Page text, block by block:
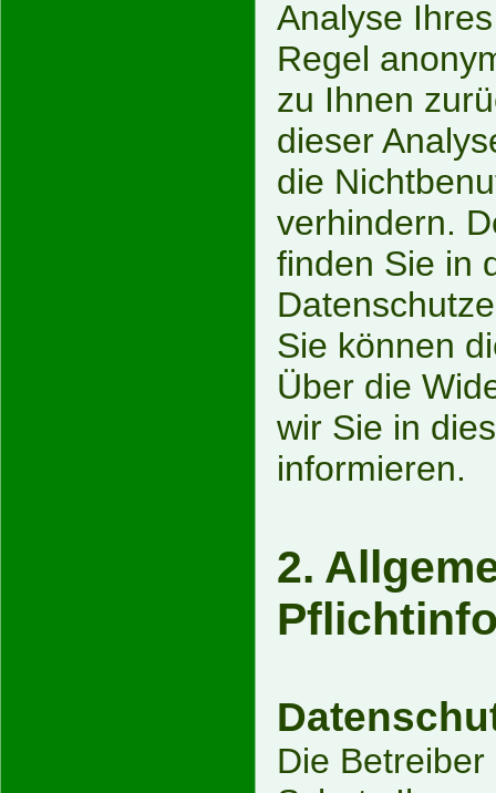
Analyse
Regel
zu Ihnen
dieser
die
verhindern.
finden Sie in
Sie können
Über die
wir Sie in
informieren.
2.
Die